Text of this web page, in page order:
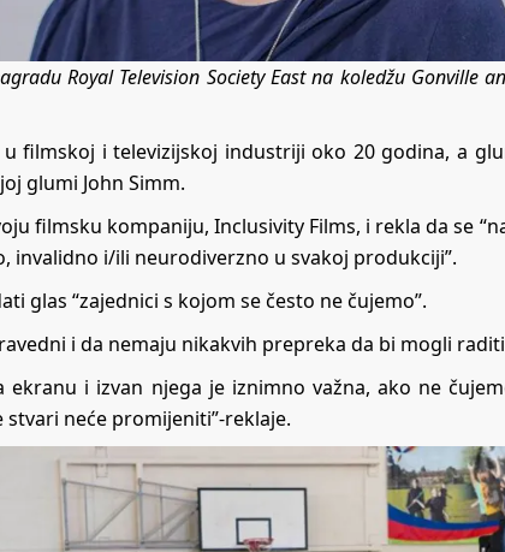
Royal Television Society East na koledžu Gonville
filmskoj i televizijskoj industriji oko 20 godina, a
glumi John Simm.
filmsku kompaniju, Inclusivity Films, i rekla da se
invalidno i/ili neurodiverzno u svakoj produkciji”.
glas “zajednici s kojom se često ne čujemo”.
i da nemaju nikakvih prepreka da bi mogli
ekranu i izvan njega je iznimno važna, ako ne
neće promijeniti”-reklaje.